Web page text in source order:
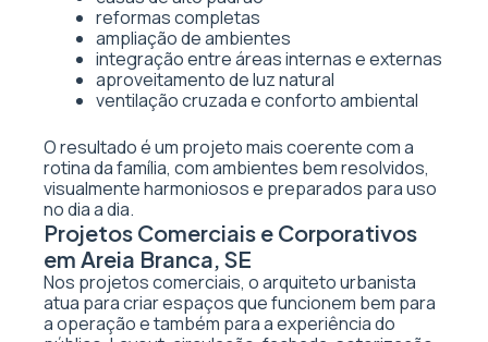
reformas completas
ampliação de ambientes
integração entre áreas internas e externas
aproveitamento de luz natural
ventilação cruzada e conforto ambiental
O resultado é um projeto mais coerente com a
rotina da família, com ambientes bem resolvidos,
visualmente harmoniosos e preparados para uso
no dia a dia.
Projetos Comerciais e Corporativos
em Areia Branca, SE
Nos projetos comerciais, o arquiteto urbanista
atua para criar espaços que funcionem bem para
a operação e também para a experiência do